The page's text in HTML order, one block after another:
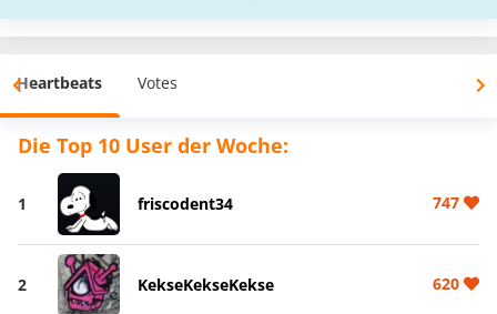
Heartbeats Votes
Die Top 10 User der Woche:
1 friscodent34 747
2 KekseKekseKekse 620